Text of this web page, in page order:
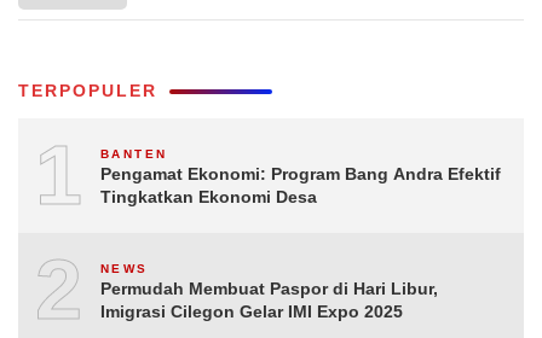
TERPOPULER
1 BANTEN
Pengamat Ekonomi: Program Bang Andra Efektif
Tingkatkan Ekonomi Desa
2 NEWS
Permudah Membuat Paspor di Hari Libur,
Imigrasi Cilegon Gelar IMI Expo 2025